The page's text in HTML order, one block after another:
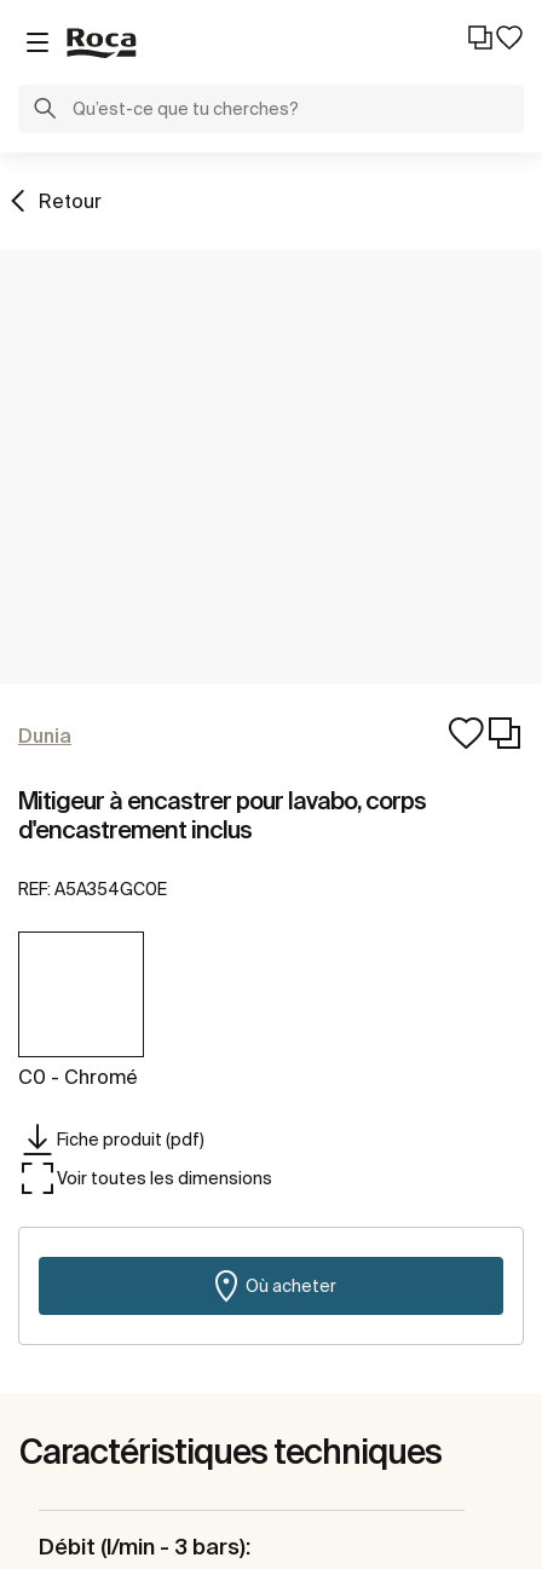
Retour
Dunia
Mitigeur à encastrer pour lavabo, corps
d'encastrement inclus
REF: A5A354GC0E
C0 - Chromé
Fiche produit (pdf)
Voir toutes les dimensions
Où acheter
Caractéristiques techniques
Débit (l/min - 3 bars):